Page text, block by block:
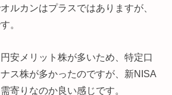
ルカンはプラスではありますが、
。
安メリット株が多いため、特定口
ス株が多かったのですが、新NISA
寄りなのか良い感じです。